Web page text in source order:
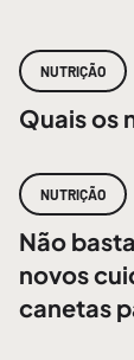
NUTRIÇÃO
Quais os
NUTRIÇÃO
Não
novos
canetas